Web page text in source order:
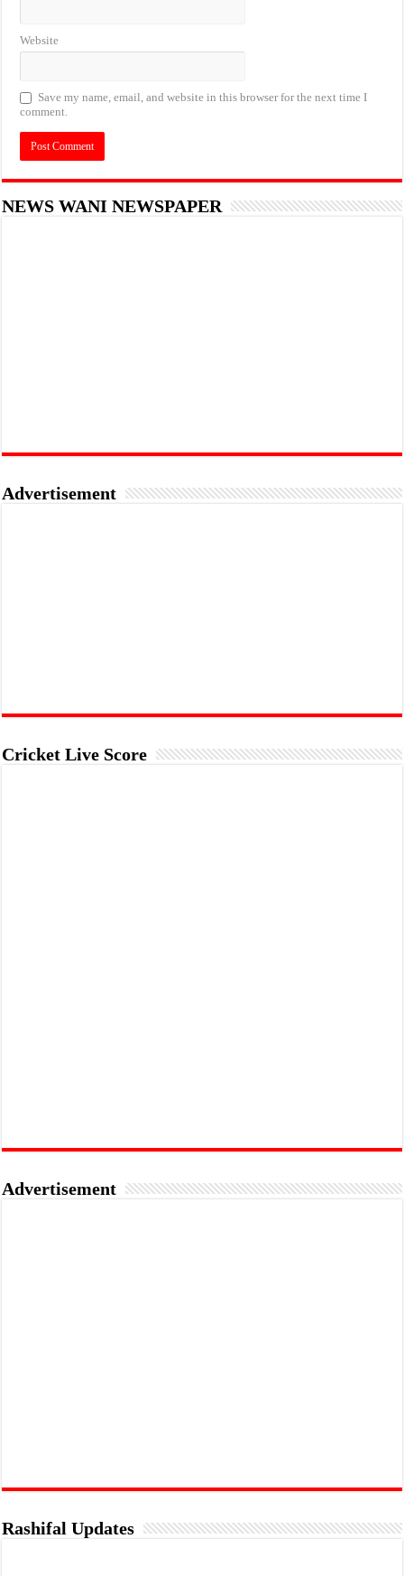
Website
Save my name, email, and website in this browser for the next time I
comment.
NEWS WANI NEWSPAPER
Advertisement
Cricket Live Score
Advertisement
Rashifal Updates